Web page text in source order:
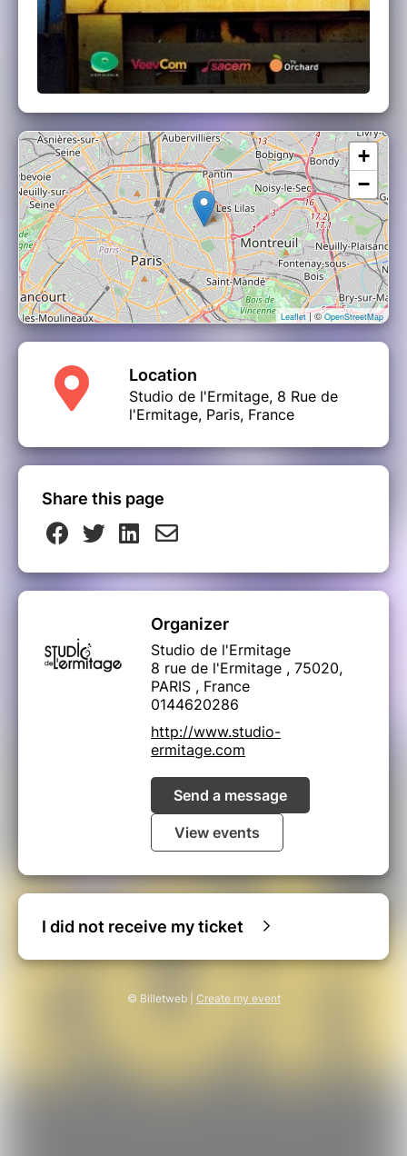
+
−
Leaflet| ©OpenStreetMap
Location
Studio de l'Ermitage, 8 Rue de
l'Ermitage, Paris, France
Share this page
Organizer
Studio de l'Ermitage
8 rue de l'Ermitage , 75020,
PARIS , France
0144620286
http://www.studio-
ermitage.com
Send a message
View events
I did not receive my ticket
© Billetweb | Create my event